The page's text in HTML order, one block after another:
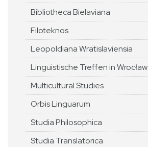
Bibliotheca Bielaviana
Filoteknos
Leopoldiana Wratislaviensia
Linguistische Treffen in Wrocław
Multicultural Studies
Orbis Linguarum
Studia Philosophica
Studia Translatorica